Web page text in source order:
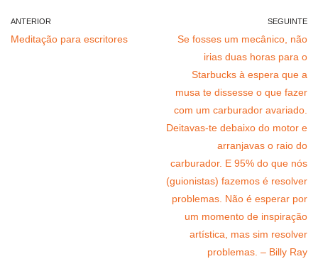
ANTERIOR
Meditação para escritores
SEGUINTE
Se fosses um mecânico, não
irias duas horas para o
Starbucks à espera que a
musa te dissesse o que fazer
com um carburador avariado.
Deitavas-te debaixo do motor e
arranjavas o raio do
carburador. E 95% do que nós
(guionistas) fazemos é resolver
problemas. Não é esperar por
um momento de inspiração
artística, mas sim resolver
problemas. – Billy Ray